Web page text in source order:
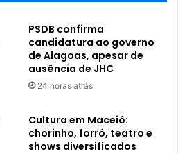
PSDB confirma
candidatura ao governo
de Alagoas, apesar de
ausência de JHC
24 horas atrás
Cultura em Maceió:
chorinho, forró, teatro e
shows diversificados